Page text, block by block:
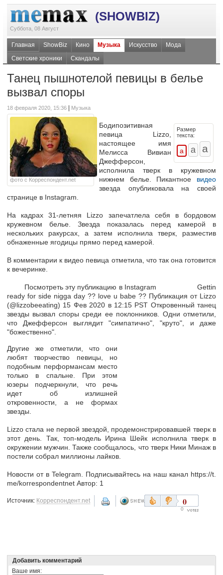
(SHOWBIZ)
Суббота, 08 Август
Главная ShowBiz Кино Музыка Искусство
Мода
Светские хроники
Скандалы
Танец пышнотелой певицы в белье
вызвал споры
18 февраля 2020, 15:36 Музыка
фото с Корреспондент.net
Размер
текста:
Бодипозитивная
певица Lizzo,
настоящее имя
Мелисса Вивиан
Джефферсон,
исполнила тверк в кружевном
нижнем белье. Пикантное видео
звезда опубликовала на своей
странице в Instagram.
На кадрах 31-летняя Lizzo запечатлела себя в бордовом
кружевном белье. Звезда показалась перед камерой в
нескольких ракурсах, а затем исполнила тверк, разместив
обнаженные ягодицы прямо перед камерой.
В комментарии к видео певица отметила, что так она готовится
к вечеринке.
Посмотреть эту публикацию в Instagram Gettin
ready for side nigga day ?? love u babe ?? Публикация от Lizzo
(@lizzobeeating) 15 Фев 2020 в 12:15 PST Откровенный танец
звезды вызвал споры среди ее поклонников. Одни отметили,
что Джефферсон выглядит "симпатично", "круто", и даже
"божественно".
Другие же отметили, что они
любят творчество певицы, но
подобным перформансам место
только в спальне. При этом
юзеры подчеркнули, что речь
идет об излишней
откровенности, а не формах
звезды.
Lizzo стала не первой звездой, продемонстрировавшей тверк в
этот день. Так, топ-модель Ирина Шейк исполнила тверк в
окружении мужчин. Также сообщалось, что тверк Ники Минаж в
постели собрал миллионы лайков.
Новости от в Telegram. Подписывайтесь на наш канал https://t.
me/korrespondentnet Автор: 1
Источник: Корреспондент.net 0
0
Добавить комментарий
Ваше имя: